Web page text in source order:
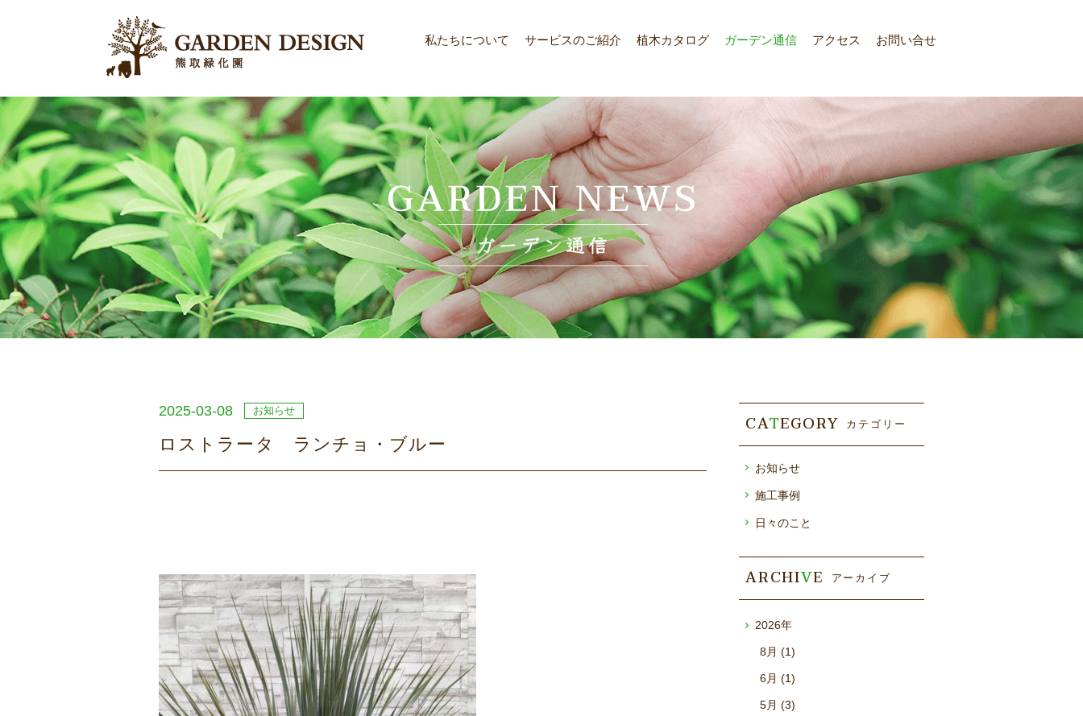
私たちについて サービスのご紹介 植木カタログ ガーデン通信 アクセス お問い合せ
2025-03-08 お知らせ
ロストラータ ランチョ・ブルー
CATEGORY カテゴリー
お知らせ
施工事例
日々のこと
ARCHIVE アーカイブ
2026年
8月 (1)
6月 (1)
5月 (3)